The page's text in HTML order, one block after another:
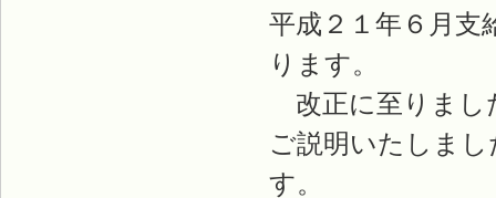
平成２１年６月
ります。
改正に至りまし
ご説明いたしま
す。